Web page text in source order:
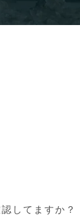
してますか？